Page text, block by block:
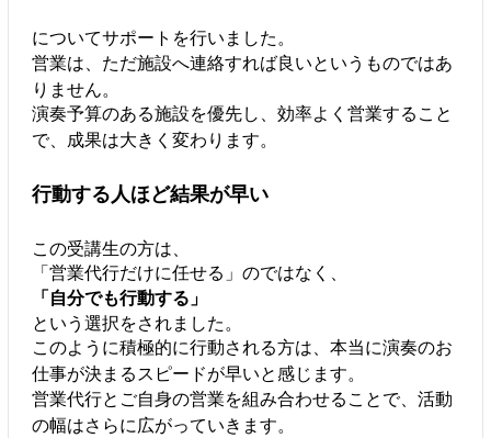
についてサポートを行いました。
営業は、ただ施設へ連絡すれば良いというものではあ
りません。
演奏予算のある施設を優先し、効率よく営業すること
で、成果は大きく変わります。
行動する人ほど結果が早い
この受講生の方は、
「営業代行だけに任せる」のではなく、
「自分でも行動する」
という選択をされました。
このように積極的に行動される方は、本当に演奏のお
仕事が決まるスピードが早いと感じます。
営業代行とご自身の営業を組み合わせることで、活動
の幅はさらに広がっていきます。